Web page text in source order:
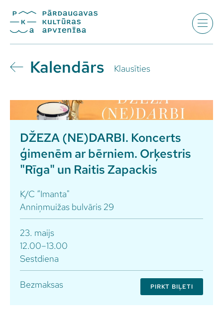
Kalendārs Klausīties
DŽEZA (NE)DARBI. Koncerts
ģimenēm ar bērniem. Orķestris
"Rīga" un Raitis Zapackis
K/C “Imanta"
Anniņmuižas bulvāris 29
23. maijs
12.00–13.00
Sestdiena
Bezmaksas PIRKT BIĻETI